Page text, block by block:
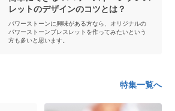
レットのデザインのコツとは？
パワーストーンに興味がある方なら、オリジナルの
パワーストーンブレスレットを作ってみたいという
方も多いと思います。
特集一覧へ